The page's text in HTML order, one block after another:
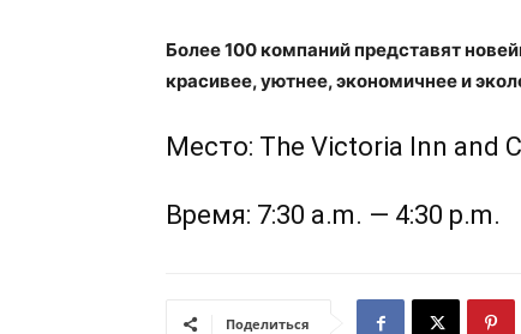
Более 100 компаний представят
красивее, уютнее, экономичнее и
Место: The Victoria Inn and
Время: 7:30 a.m. — 4:30 p.m.
Поделиться